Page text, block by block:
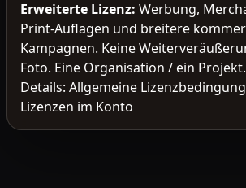
Erweiterte Lizenz: Werbung,
Print-Auflagen und breitere
Kampagnen. Keine
Foto. Eine Organisation / ein Projekt.
Details: Allgemeine
Lizenzen im Konto